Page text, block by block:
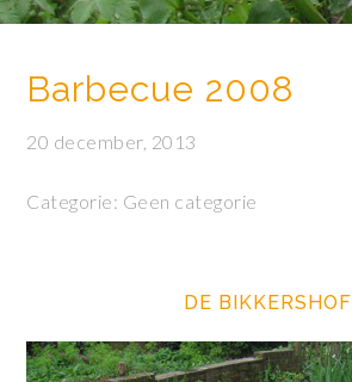
Barbecue 2008
20 december, 2013
Categorie: Geen categorie
DE BIKKERSHOF